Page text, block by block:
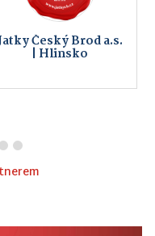
Český Brod a.s.
| Hlinsko